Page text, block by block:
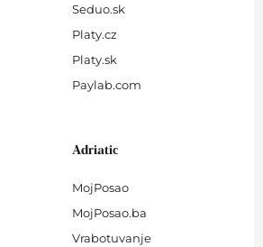
Seduo.sk
Platy.cz
Platy.sk
Paylab.com
Adriatic
MojPosao
MojPosao.ba
Vrabotuvanje